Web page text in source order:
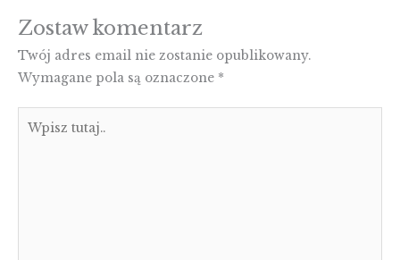
Zostaw komentarz
Twój adres email nie zostanie opublikowany.
Wymagane pola są oznaczone *
tutaj..